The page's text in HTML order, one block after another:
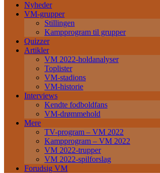
Nyheder
VM-grupper
Stillingen
Kampprogram til grupper
Quizzer
Artikler
VM 2022-holdanalyser
Toplister
VM-stadions
VM-historie
Interviews
Kendte fodboldfans
VM-drømmehold
Mere
TV-program – VM 2022
Kampprogram – VM 2022
VM 2022-trupper
VM 2022-spilforslag
Forudsig VM